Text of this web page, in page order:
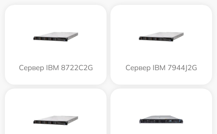
Сервер IBM 8722C2G Сервер IBM 7944J2G